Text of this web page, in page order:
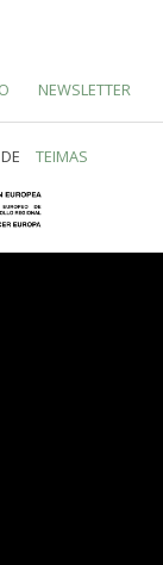
NEWSLETTER
TEIMAS